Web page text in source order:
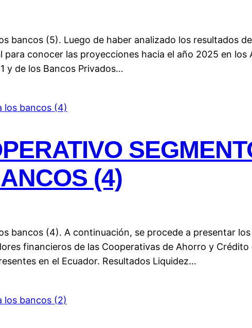
bancos (5). Luego de haber analizado los resultados
conocer las proyecciones hacia el año 2025 en
y de los Bancos Privados…
(4)
bancos (4). A continuación, se procede a presentar
financieros de las Cooperativas de Ahorro y Crédito
en el Ecuador. Resultados Liquidez…